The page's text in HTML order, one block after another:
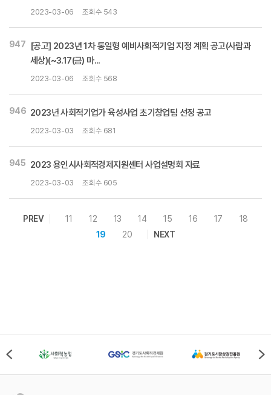
2023-03-06 조회수 543
947
[공고] 2023년 1차 통일형 예비사회적기업 지정 계획 공고(사람과
세상)(~3.17(금) 마...
2023-03-06 조회수 568
946 2023년 사회적기업가 육성사업 초기창업팀 선정 공고
2023-03-03 조회수 681
945 2023 용인시사회적경제지원센터 사업설명회 자료
2023-03-03 조회수 605
PREV 11 12 13 14 15 16 17
18
19
20 NEXT